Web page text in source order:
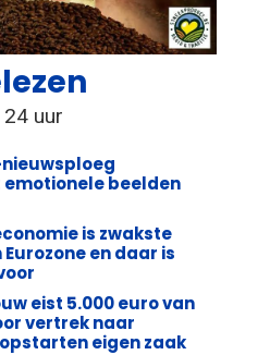
uur
nieuwsploeg
beelden
is zwakste
en daar is
eist 5.000 euro van
vertrek naar
eigen zaak